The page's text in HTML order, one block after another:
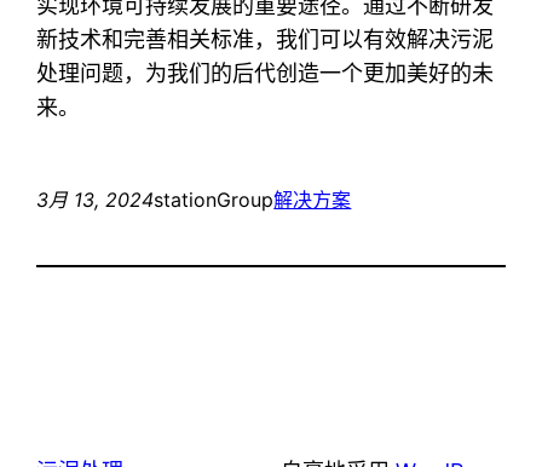
实现环境可持续发展的重要途径。通过不断研发
新技术和完善相关标准，我们可以有效解决污泥
处理问题，为我们的后代创造一个更加美好的未
来。
3月 13, 2024stationGroup解决方案